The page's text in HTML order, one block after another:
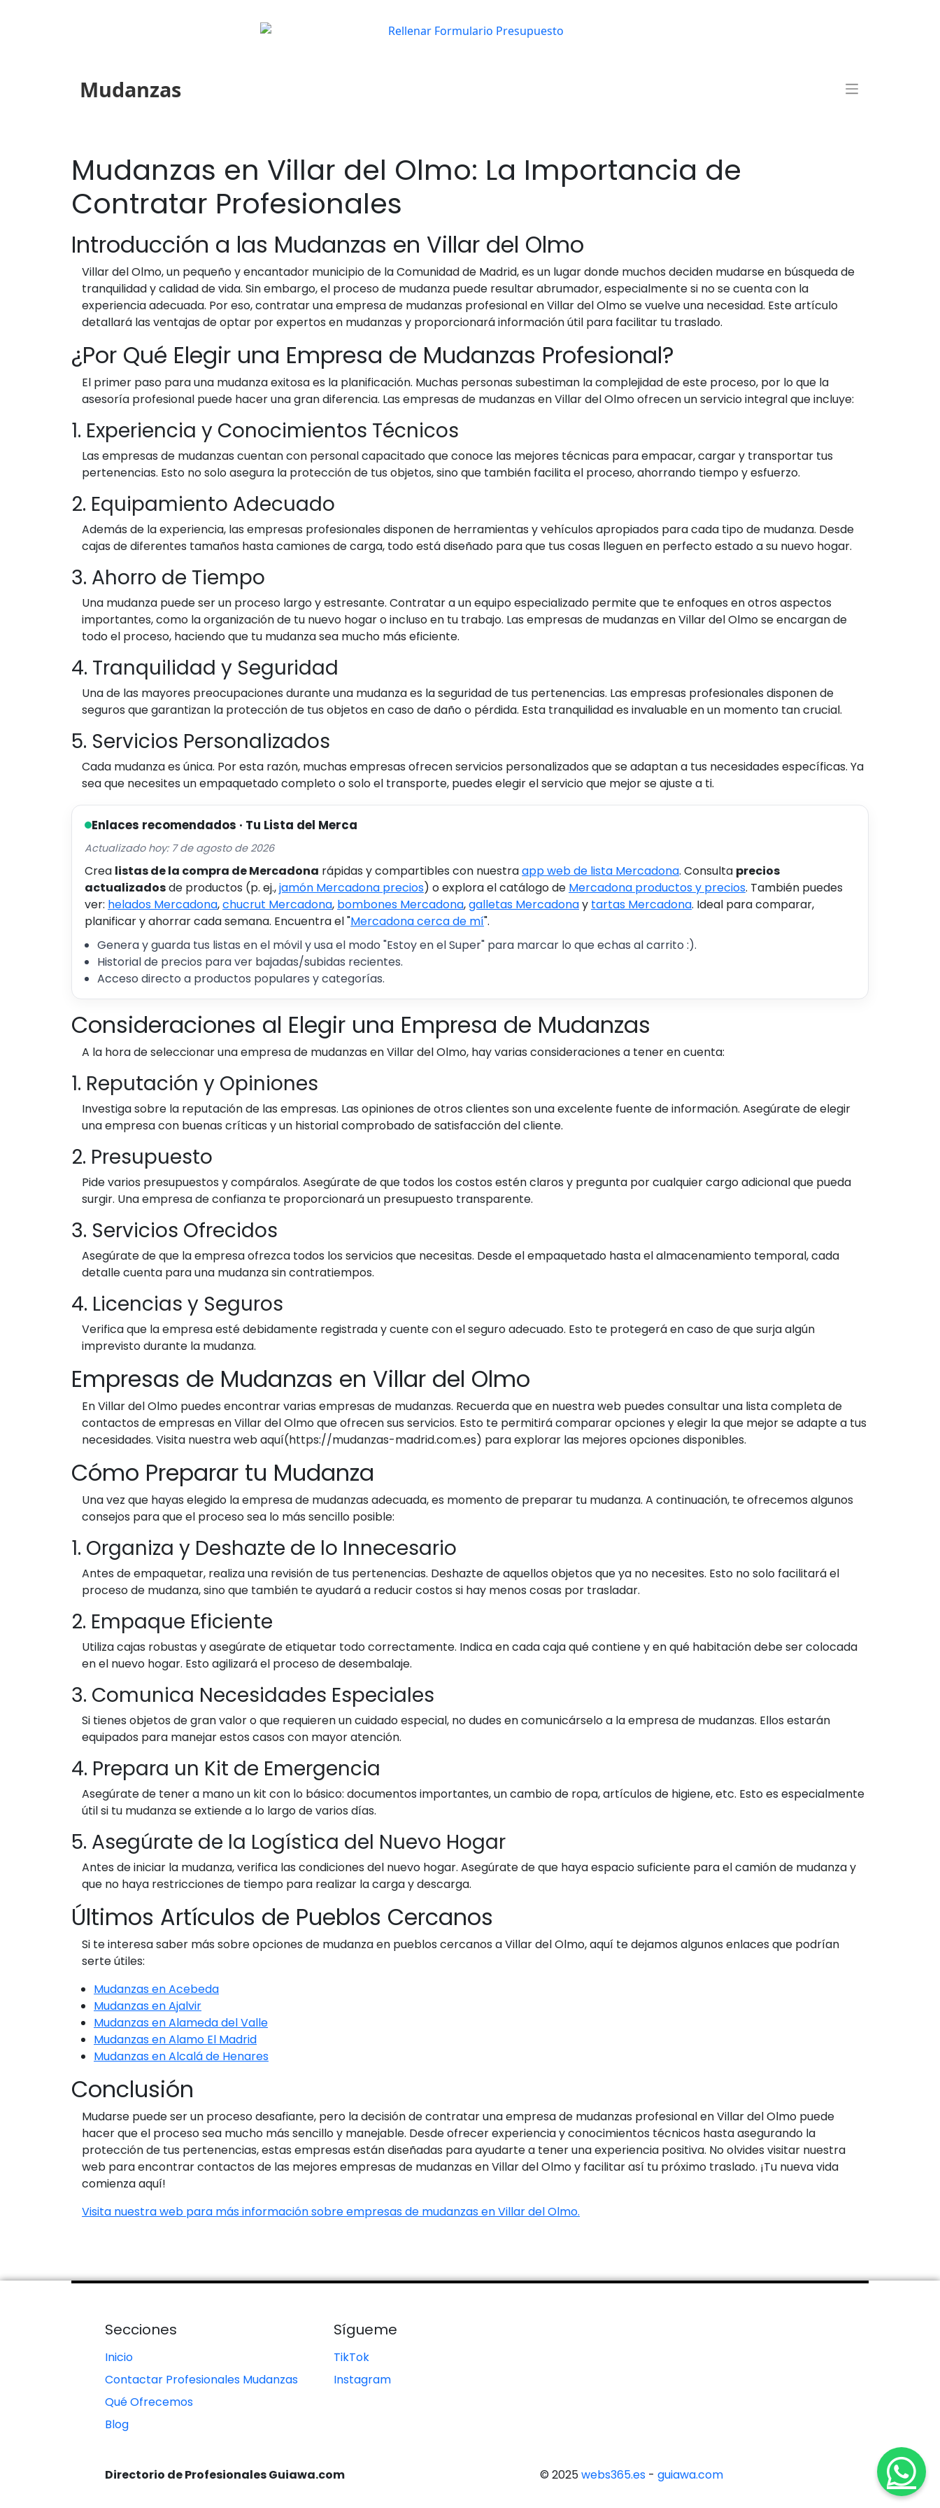
Mudanzas
Mudanzas en Villar del Olmo: La Importancia de
Contratar Profesionales
Introducción a las Mudanzas en Villar del Olmo
Villar del Olmo, un pequeño y encantador municipio de la Comunidad de Madrid, es un lugar donde muchos deciden mudarse en búsqueda de
tranquilidad y calidad de vida. Sin embargo, el proceso de mudanza puede resultar abrumador, especialmente si no se cuenta con la
experiencia adecuada. Por eso, contratar una empresa de mudanzas profesional en Villar del Olmo se vuelve una necesidad. Este artículo
detallará las ventajas de optar por expertos en mudanzas y proporcionará información útil para facilitar tu traslado.
¿Por Qué Elegir una Empresa de Mudanzas Profesional?
El primer paso para una mudanza exitosa es la planificación. Muchas personas subestiman la complejidad de este proceso, por lo que la
asesoría profesional puede hacer una gran diferencia. Las empresas de mudanzas en Villar del Olmo ofrecen un servicio integral que incluye:
1. Experiencia y Conocimientos Técnicos
Las empresas de mudanzas cuentan con personal capacitado que conoce las mejores técnicas para empacar, cargar y transportar tus
pertenencias. Esto no solo asegura la protección de tus objetos, sino que también facilita el proceso, ahorrando tiempo y esfuerzo.
2. Equipamiento Adecuado
Además de la experiencia, las empresas profesionales disponen de herramientas y vehículos apropiados para cada tipo de mudanza. Desde
cajas de diferentes tamaños hasta camiones de carga, todo está diseñado para que tus cosas lleguen en perfecto estado a su nuevo hogar.
3. Ahorro de Tiempo
Una mudanza puede ser un proceso largo y estresante. Contratar a un equipo especializado permite que te enfoques en otros aspectos
importantes, como la organización de tu nuevo hogar o incluso en tu trabajo. Las empresas de mudanzas en Villar del Olmo se encargan de
todo el proceso, haciendo que tu mudanza sea mucho más eficiente.
4. Tranquilidad y Seguridad
Una de las mayores preocupaciones durante una mudanza es la seguridad de tus pertenencias. Las empresas profesionales disponen de
seguros que garantizan la protección de tus objetos en caso de daño o pérdida. Esta tranquilidad es invaluable en un momento tan crucial.
5. Servicios Personalizados
Cada mudanza es única. Por esta razón, muchas empresas ofrecen servicios personalizados que se adaptan a tus necesidades específicas. Ya
sea que necesites un empaquetado completo o solo el transporte, puedes elegir el servicio que mejor se ajuste a ti.
Enlaces recomendados · Tu Lista del Merca
Actualizado hoy: 7 de agosto de 2026
Crea listas de la compra de Mercadona rápidas y compartibles con nuestraapp web de lista Mercadona. Consulta precios
actualizadosde productos (p. ej.,jamón Mercadona precios) o explora el catálogo de Mercadona productos y precios. También puedes
ver: helados Mercadona,chucrut Mercadona, bombones Mercadona,galletas Mercadonay tartas Mercadona. Ideal para comparar,
planificar y ahorrar cada semana. Encuentra el "Mercadona cerca de mí".
Genera y guarda tus listas en el móvil y usa el modo "Estoy en el Super" para marcar lo que echas al carrito :).
Historial de precios para ver bajadas/subidas recientes.
Acceso directo a productos populares y categorías.
Consideraciones al Elegir una Empresa de Mudanzas
A la hora de seleccionar una empresa de mudanzas en Villar del Olmo, hay varias consideraciones a tener en cuenta:
1. Reputación y Opiniones
Investiga sobre la reputación de las empresas. Las opiniones de otros clientes son una excelente fuente de información. Asegúrate de elegir
una empresa con buenas críticas y un historial comprobado de satisfacción del cliente.
2. Presupuesto
Pide varios presupuestos y compáralos. Asegúrate de que todos los costos estén claros y pregunta por cualquier cargo adicional que pueda
surgir. Una empresa de confianza te proporcionará un presupuesto transparente.
3. Servicios Ofrecidos
Asegúrate de que la empresa ofrezca todos los servicios que necesitas. Desde el empaquetado hasta el almacenamiento temporal, cada
detalle cuenta para una mudanza sin contratiempos.
4. Licencias y Seguros
Verifica que la empresa esté debidamente registrada y cuente con el seguro adecuado. Esto te protegerá en caso de que surja algún
imprevisto durante la mudanza.
Empresas de Mudanzas en Villar del Olmo
En Villar del Olmo puedes encontrar varias empresas de mudanzas. Recuerda que en nuestra web puedes consultar una lista completa de
contactos de empresas en Villar del Olmo que ofrecen sus servicios. Esto te permitirá comparar opciones y elegir la que mejor se adapte a tus
necesidades. Visita nuestra web aquí(https://mudanzas-madrid.com.es) para explorar las mejores opciones disponibles.
Cómo Preparar tu Mudanza
Una vez que hayas elegido la empresa de mudanzas adecuada, es momento de preparar tu mudanza. A continuación, te ofrecemos algunos
consejos para que el proceso sea lo más sencillo posible:
1. Organiza y Deshazte de lo Innecesario
Antes de empaquetar, realiza una revisión de tus pertenencias. Deshazte de aquellos objetos que ya no necesites. Esto no solo facilitará el
proceso de mudanza, sino que también te ayudará a reducir costos si hay menos cosas por trasladar.
2. Empaque Eficiente
Utiliza cajas robustas y asegúrate de etiquetar todo correctamente. Indica en cada caja qué contiene y en qué habitación debe ser colocada
en el nuevo hogar. Esto agilizará el proceso de desembalaje.
3. Comunica Necesidades Especiales
Si tienes objetos de gran valor o que requieren un cuidado especial, no dudes en comunicárselo a la empresa de mudanzas. Ellos estarán
equipados para manejar estos casos con mayor atención.
4. Prepara un Kit de Emergencia
Asegúrate de tener a mano un kit con lo básico: documentos importantes, un cambio de ropa, artículos de higiene, etc. Esto es especialmente
útil si tu mudanza se extiende a lo largo de varios días.
5. Asegúrate de la Logística del Nuevo Hogar
Antes de iniciar la mudanza, verifica las condiciones del nuevo hogar. Asegúrate de que haya espacio suficiente para el camión de mudanza y
que no haya restricciones de tiempo para realizar la carga y descarga.
Últimos Artículos de Pueblos Cercanos
Si te interesa saber más sobre opciones de mudanza en pueblos cercanos a Villar del Olmo, aquí te dejamos algunos enlaces que podrían
serte útiles:
Mudanzas en Acebeda
Mudanzas en Ajalvir
Mudanzas en Alameda del Valle
Mudanzas en Alamo El Madrid
Mudanzas en Alcalá de Henares
Conclusión
Mudarse puede ser un proceso desafiante, pero la decisión de contratar una empresa de mudanzas profesional en Villar del Olmo puede
hacer que el proceso sea mucho más sencillo y manejable. Desde ofrecer experiencia y conocimientos técnicos hasta asegurando la
protección de tus pertenencias, estas empresas están diseñadas para ayudarte a tener una experiencia positiva. No olvides visitar nuestra
web para encontrar contactos de las mejores empresas de mudanzas en Villar del Olmo y facilitar así tu próximo traslado. ¡Tu nueva vida
comienza aquí!
Visita nuestra web para más información sobre empresas de mudanzas en Villar del Olmo.
Secciones
Inicio
Contactar Profesionales Mudanzas
Qué Ofrecemos
Blog
Sígueme
TikTok
Instagram
Directorio de Profesionales Guiawa.com © 2025webs365.es - guiawa.com